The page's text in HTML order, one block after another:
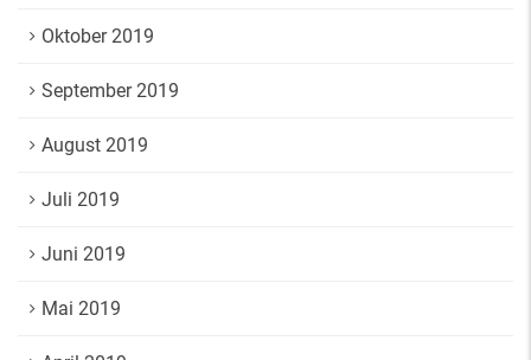
Oktober 2019
September 2019
August 2019
Juli 2019
Juni 2019
Mai 2019